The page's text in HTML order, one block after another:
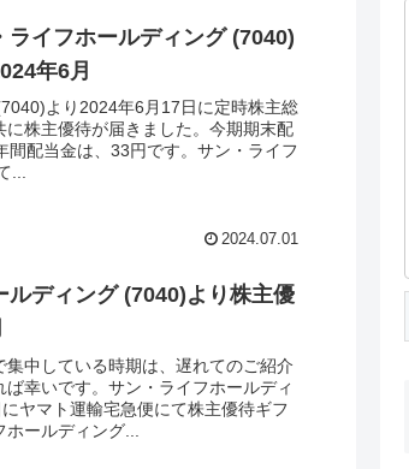
イフホールディング (7040)
年6月
より2024年6月17日に定時株主総
株主優待が届きました。今期期末配
間配当金は、33円です。サン・ライフ
...
2024.07.01
ルディング (7040)より株主優
中している時期は、遅れてのご紹介
幸いです。サン・ライフホールディ
ヤマト運輸宅急便にて株主優待ギフ
ールディング...